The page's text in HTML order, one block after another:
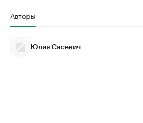
Авторы
Юлия Сасевич